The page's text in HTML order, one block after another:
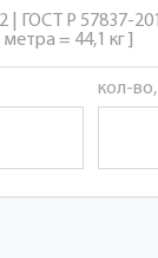
| ГОСТ Р 57837-
= 44,1 кг ]
кол-